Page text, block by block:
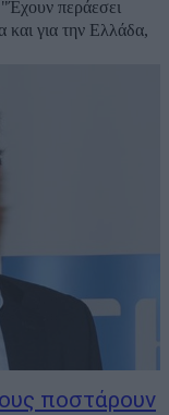
περάεσει
για την Ελλάδα,
ποστάρουν